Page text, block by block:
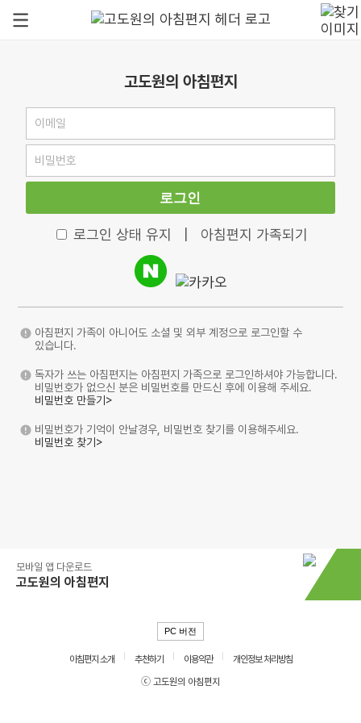
고도원의 아침편지
로그인
로그인 상태 유지 아침편지 가족되기
아침편지 가족이 아니어도 소셜 및 외부 계정으로 로그인할 수
있습니다.
독자가 쓰는 아침편지는 아침편지 가족으로 로그인하셔야 가능합니다.
비밀번호가 없으신 분은 비밀번호를 만드신 후에 이용해 주세요.
비밀번호 만들기>
비밀번호가 기억이 안날경우, 비밀번호 찾기를 이용해주세요.
비밀번호 찾기>
모바일 앱 다운로드
고도원의 아침편지
PC 버전
아침편지 소개 추천하기 이용약관
개인정보 처리방침
ⓒ 고도원의 아침편지